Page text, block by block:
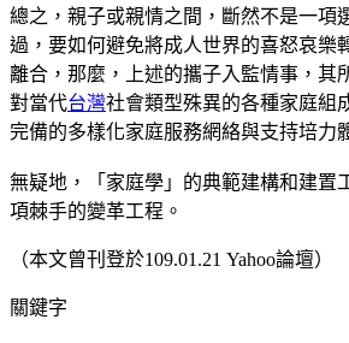
總之，親子或親情之間，斷然不是一項
過，要如何避免將成人世界的喜怒哀樂
離合，那麼，上述的攜子入監情事，其
對當代台灣社會類型殊異的各種家庭組
完備的多樣化家庭服務網絡與支持培力
無疑地，「家庭學」的典範建構和建置
項棘手的變革工程。
（本文曾刊登於109.01.21 Yahoo論壇）
關鍵字